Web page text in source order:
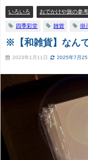
いろいろ おでかけや旅の参考
四季彩堂 雑貨 掛川
※【和雑貨】なん
2023年1月11日 2025年7月25